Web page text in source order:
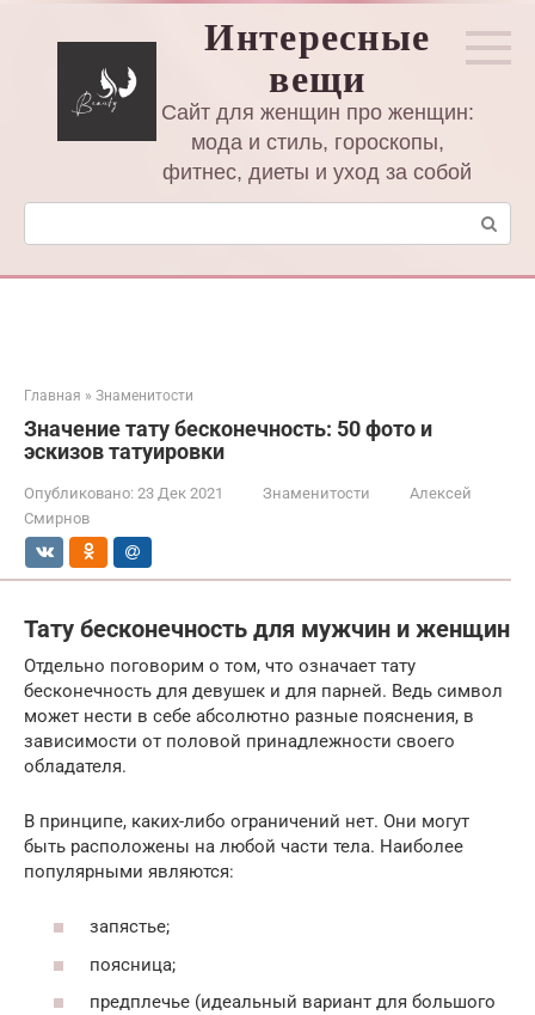
Интересные
вещи
Сайт для женщин про женщин:
мода и стиль, гороскопы,
фитнес, диеты и уход за собой
Поиск:
Главная » Знаменитости
Значение тату бесконечность: 50 фото и
эскизов татуировки
Опубликовано: 23 Дек 2021 Знаменитости
Алексей
Смирнов
Тату бесконечность для мужчин и женщин
Отдельно поговорим о том, что означает тату
бесконечность для девушек и для парней. Ведь символ
может нести в себе абсолютно разные пояснения, в
зависимости от половой принадлежности своего
обладателя.
В принципе, каких-либо ограничений нет. Они могут
быть расположены на любой части тела. Наиболее
популярными являются:
запястье;
поясница;
предплечье (идеальный вариант для большого